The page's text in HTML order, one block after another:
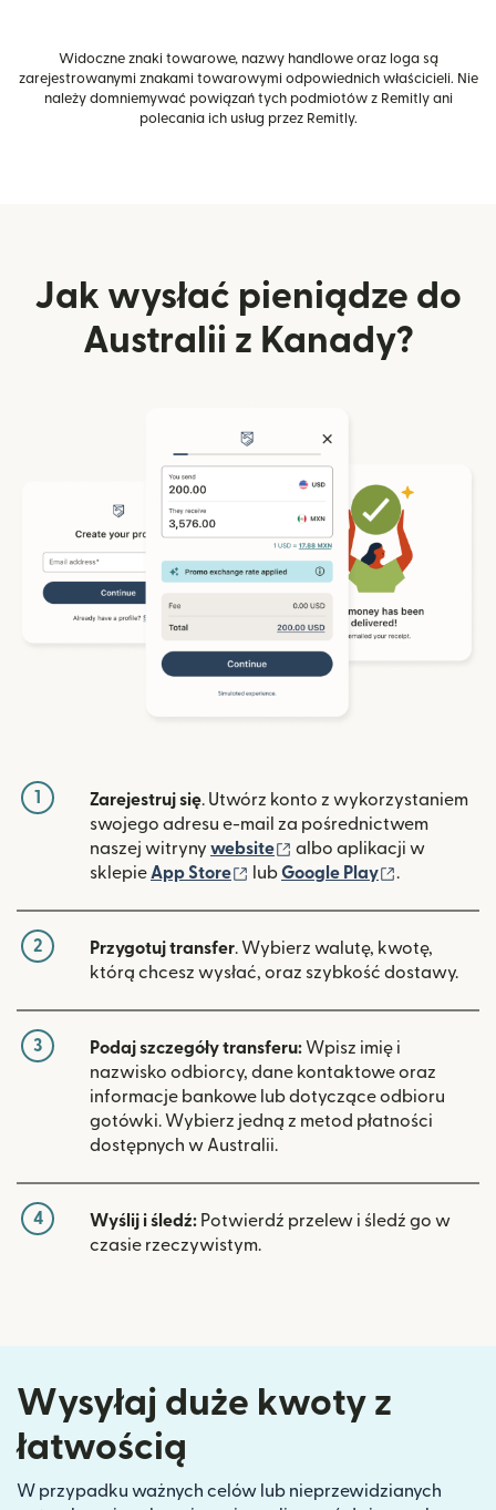
Widoczne znaki towarowe, nazwy handlowe oraz loga są
zarejestrowanymi znakami towarowymi odpowiednich właścicieli. Nie
należy domniemywać powiązań tych podmiotów z Remitly ani
polecania ich usług przez Remitly.
Jak wysłać pieniądze do
Australii z Kanady?
1 Zarejestruj się. Utwórz konto z wykorzystaniem
swojego adresu e-mail za pośrednictwem
naszej witryny website (otwiera się w nowym
albo aplikacji w
sklepie App Store (otwiera się w nowym oknie)
lubGoogle Play .
2 Przygotuj transfer. Wybierz walutę, kwotę,
którą chcesz wysłać, oraz szybkość dostawy.
3 Podaj szczegóły transferu: Wpisz imię i
nazwisko odbiorcy, dane kontaktowe oraz
informacje bankowe lub dotyczące odbioru
gotówki. Wybierz jedną z metod płatności
dostępnych w Australii.
4 Wyślij i śledź: Potwierdź przelew i śledź go w
czasie rzeczywistym.
Wysyłaj duże kwoty z
łatwością
W przypadku ważnych celów lub nieprzewidzianych